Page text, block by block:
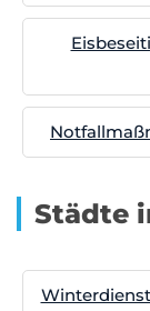
Städte